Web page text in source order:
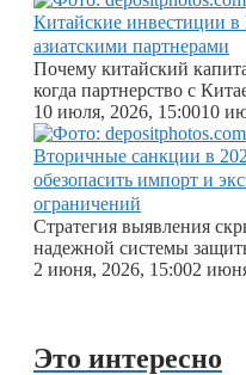
Китайские инвестиции в
азиатскими партнерами
Почему китайский
когда партнерство с
10 июля, 2026, 15:0010
Вторичные санкции в
обезопасить импорт и
ограничений
Стратегия выявления
надежной системы
2 июня, 2026, 15:002
Это интересно